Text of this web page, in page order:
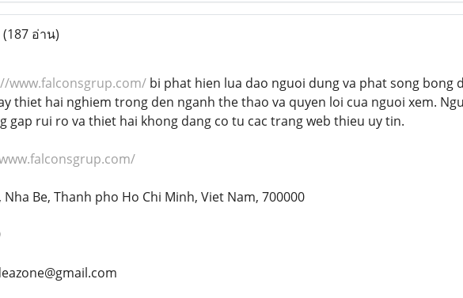
(187 อ่าน)
www.falconsgrup.com/bi phat hien lua dao nguoi dung va phat song bong
thiet hai nghiem trong den nganh the thao va quyen loi cua nguoi xem.
gap rui ro va thiet hai khong dang co tu cac trang web thieu uy tin.
Nha Be, Thanh pho Ho Chi Minh, Viet Nam, 700000